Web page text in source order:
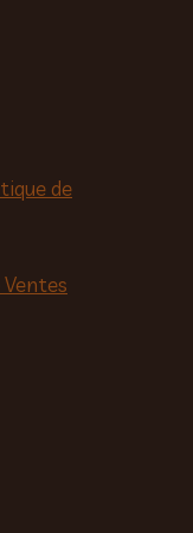
de